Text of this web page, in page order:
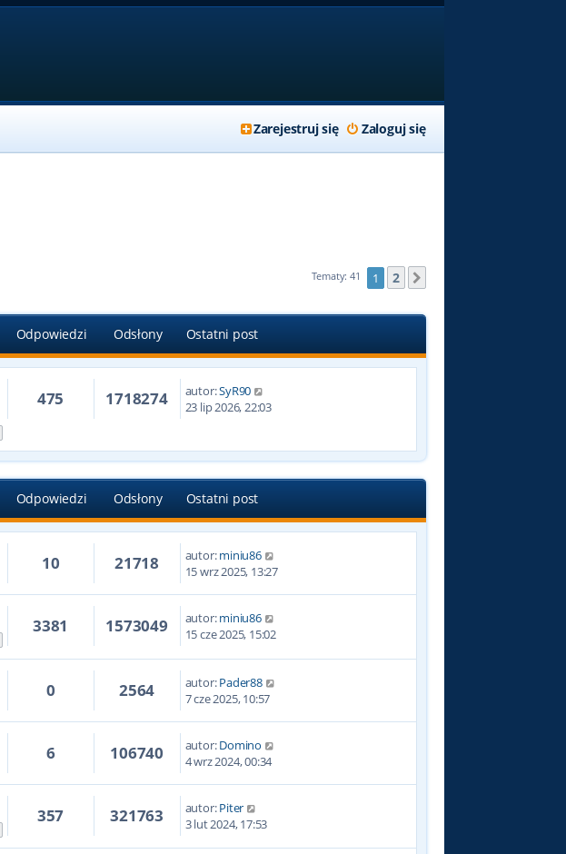
Zaloguj się
Zarejestruj się
Tematy: 41 1 2
Odpowiedzi Odsłony Ostatni post
475 1718274 autor:SyR90
23 lip 2026, 22:03
Odpowiedzi Odsłony Ostatni post
10 21718 autor:miniu86
15 wrz 2025, 13:27
3381 1573049 autor:miniu86
15 cze 2025, 15:02
0 2564 autor:Pader88
7 cze 2025, 10:57
6 106740 autor:Domino
4 wrz 2024, 00:34
357 321763 autor:Piter
3 lut 2024, 17:53